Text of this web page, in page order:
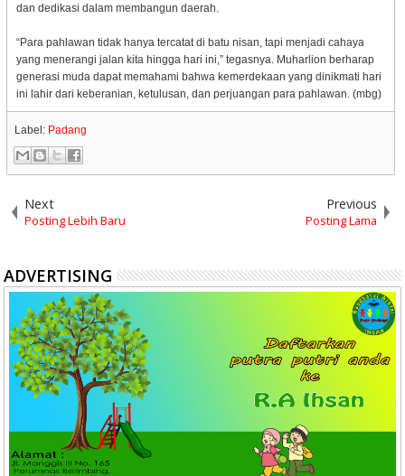
dan dedikasi dalam membangun daerah.
“Para pahlawan tidak hanya tercatat di batu nisan, tapi menjadi cahaya
yang menerangi jalan kita hingga hari ini,” tegasnya. Muharlion berharap
generasi muda dapat memahami bahwa kemerdekaan yang dinikmati hari
ini lahir dari keberanian, ketulusan, dan perjuangan para pahlawan. (mbg)
Label: Padang
Next
Posting Lebih Baru
Previous
Posting Lama
ADVERTISING